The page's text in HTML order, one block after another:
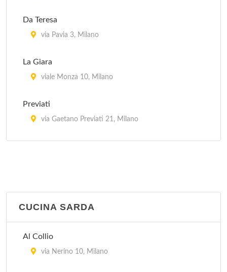
Da Teresa
via Pavia 3, Milano
La Giara
viale Monza 10, Milano
Previati
via Gaetano Previati 21, Milano
CUCINA SARDA
Al Collio
via Nerino 10, Milano